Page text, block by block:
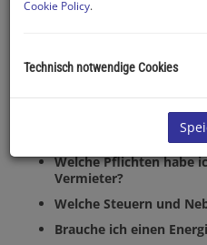
Der Verkauf oder die
Wohnung oder eines
Wieviel ist meine
Welche Pflichten habe
Vermieter?
Welche Steuern und
Brauche ich einen
Cookie Policy.
Technisch notwendige Cookies